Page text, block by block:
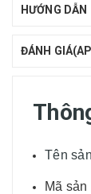
HƯỚNG DẪN
ĐÁNH
Tên
Mã